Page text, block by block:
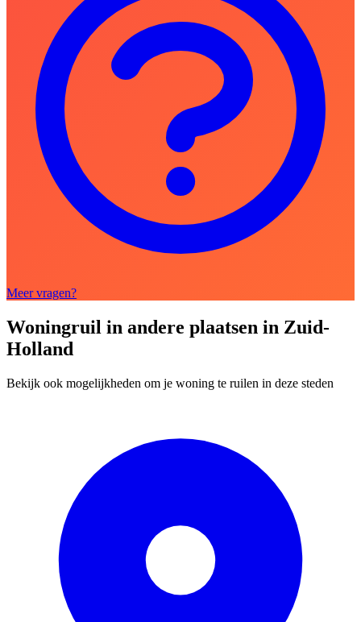
Meer vragen?
Woningruil in andere plaatsen in Zuid-
Holland
Bekijk ook mogelijkheden om je woning te ruilen in deze steden